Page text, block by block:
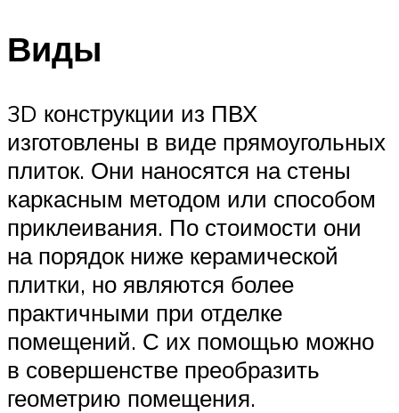
Виды
3D конструкции из ПВХ
изготовлены в виде прямоугольных
плиток. Они наносятся на стены
каркасным методом или способом
приклеивания. По стоимости они
на порядок ниже керамической
плитки, но являются более
практичными при отделке
помещений. С их помощью можно
в совершенстве преобразить
геометрию помещения.